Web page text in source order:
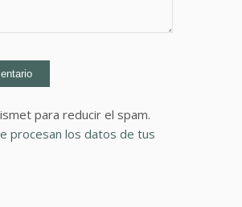
para reducir el spam.
procesan los datos de tus